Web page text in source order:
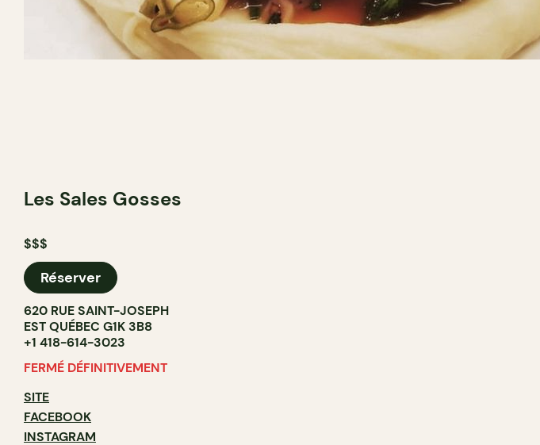
Les Sales Gosses
$$$
Réserver
620 RUE SAINT-JOSEPH
EST QUÉBEC G1K 3B8
+1 418-614-3023
FERMÉ DÉFINITIVEMENT
SITE
FACEBOOK
INSTAGRAM